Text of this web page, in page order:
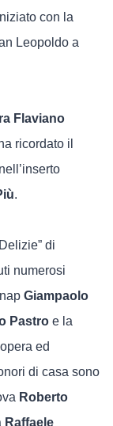
con la
Leopoldo a
Flaviano
ricordato il
.
di
numerosi
Giampaolo
Pastro e la
ed
di casa sono
Roberto
Raffaele